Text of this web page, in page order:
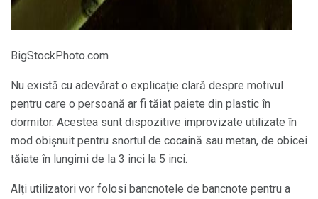
BigStockPhoto.com
Nu există cu adevărat o explicație clară despre motivul
pentru care o persoană ar fi tăiat paiete din plastic în
dormitor. Acestea sunt dispozitive improvizate utilizate în
mod obișnuit pentru snortul de cocaină sau metan, de obicei
tăiate în lungimi de la 3 inci la 5 inci.
Alți utilizatori vor folosi bancnotele de bancnote pentru a